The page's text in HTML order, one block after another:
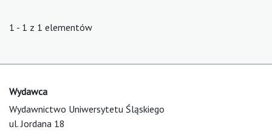
1 - 1 z 1 elementów
Wydawca
Wydawnictwo Uniwersytetu Śląskiego
ul. Jordana 18